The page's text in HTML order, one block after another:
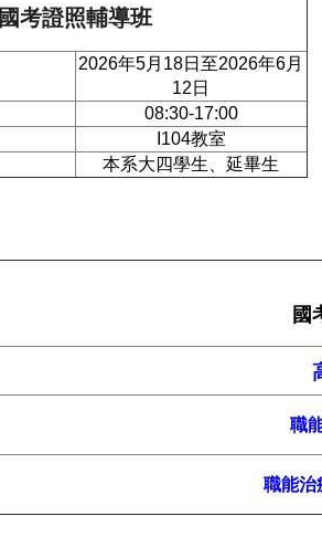
國考證照輔導班
2026年5月18日至2026年6月
12日
08:30-17:00
I104教室
本系大四學生、延畢生
國
職
職能治